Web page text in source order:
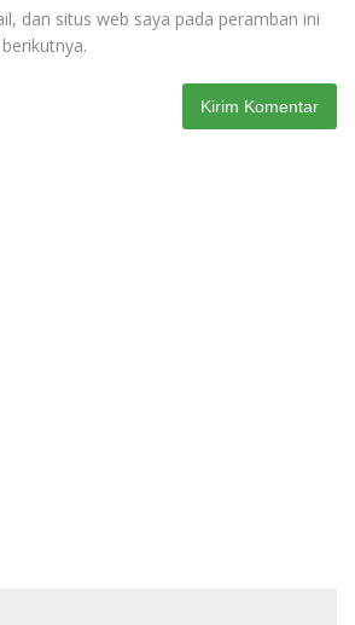
dan situs web saya pada peramban ini